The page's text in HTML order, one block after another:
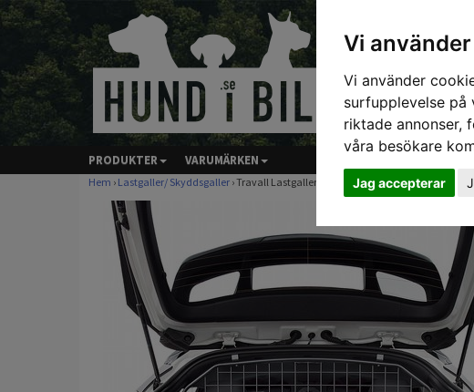
Vi
Vi använder
surfupplevelse
riktade annonser,
våra besökare
Jag accepterar
PRODUKTER VARUMÄRKEN
Hem › Lastgaller/ Skyddsgaller › Travall Lastgaller - TOYOTA C-HR (2016-)